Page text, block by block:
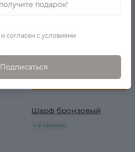
7 520 Р.
2 990 Р.
В корзину
Шарф бронзовый
в наличии
и согласен с условиями
Подписаться